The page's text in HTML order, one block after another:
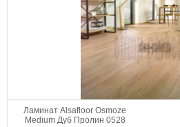
Ламинат Alsafloor Osmoze
Medium Дуб Пролин 0528